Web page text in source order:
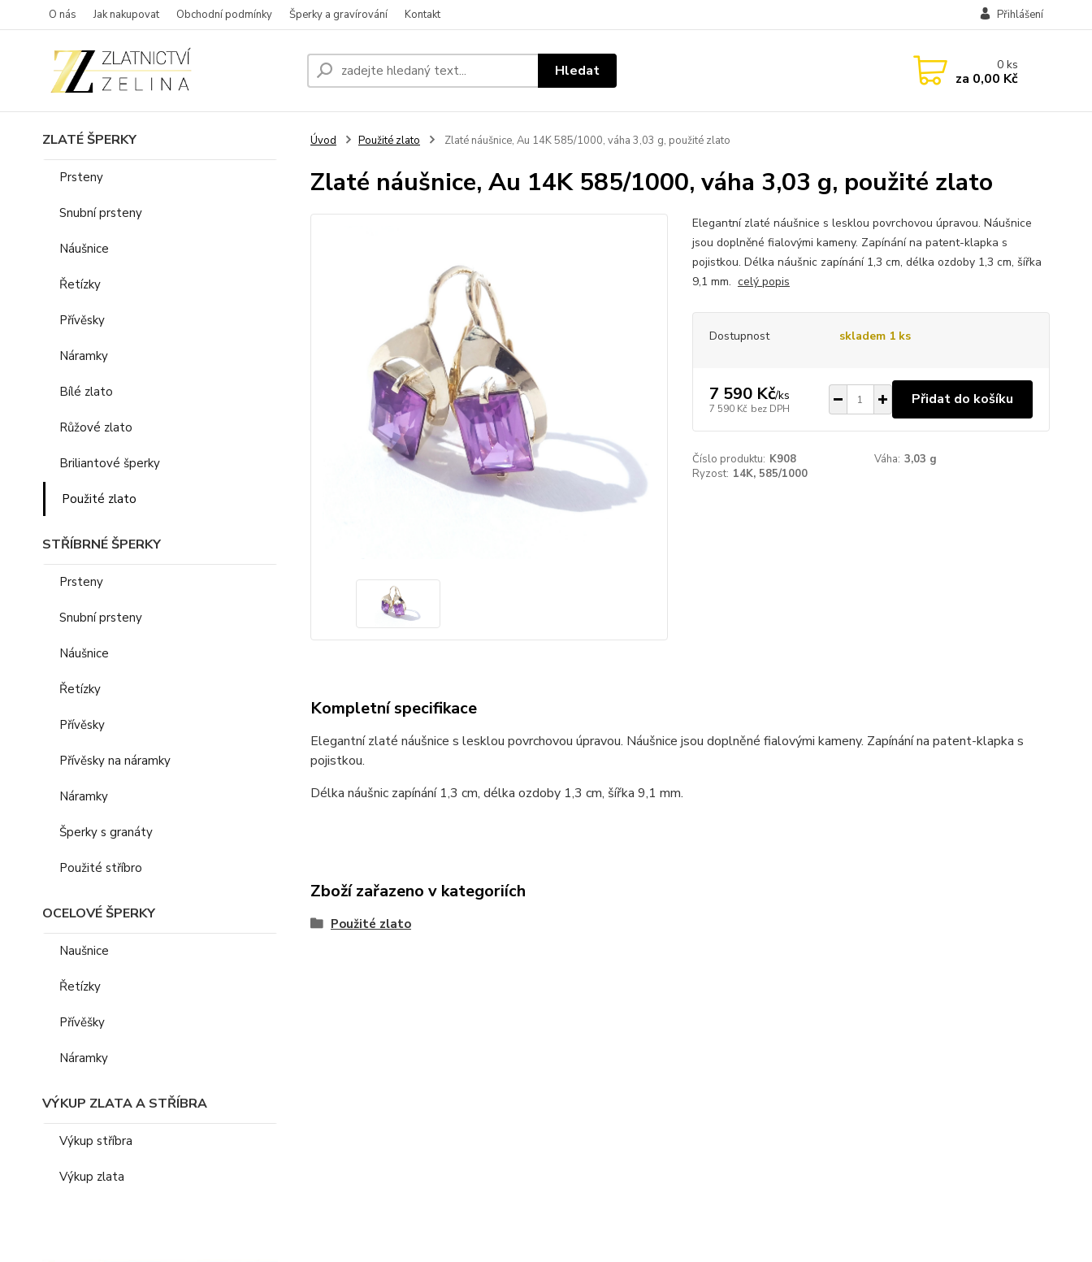
O nás Jak nakupovat Obchodní podmínky Šperky a gravírování Kontakt Přihlášení
Hledat 0ks
za 0,00 Kč
ZLATÉ ŠPERKY
Prsteny
Snubní prsteny
Náušnice
Řetízky
Přívěsky
Náramky
Bílé zlato
Růžové zlato
Briliantové šperky
Použité zlato
STŘÍBRNÉ ŠPERKY
Prsteny
Snubní prsteny
Náušnice
Řetízky
Přívěsky
Přívěsky na náramky
Náramky
Šperky s granáty
Použité stříbro
OCELOVÉ ŠPERKY
Naušnice
Řetízky
Přívěšky
Náramky
VÝKUP ZLATA A STŘÍBRA
Výkup stříbra
Výkup zlata
Úvod Použité zlato Zlaté náušnice, Au 14K 585/1000, váha 3,03 g, použité zlato
Zlaté náušnice, Au 14K 585/1000, váha 3,03 g, použité zlato
Elegantní zlaté náušnice s lesklou povrchovou úpravou. Náušnice
jsou doplněné fialovými kameny. Zapínání na patent-klapka s
pojistkou. Délka náušnic zapínání 1,3 cm, délka ozdoby 1,3 cm, šířka
9,1 mm. celý popis
Dostupnost skladem 1 ks
7 590 Kč/ks
7 590 Kč bez DPH
Přidat do košíku
Číslo produktu: K908 Váha: 3,03 g
Ryzost: 14K, 585/1000
Kompletní specifikace
Elegantní zlaté náušnice s lesklou povrchovou úpravou. Náušnice jsou doplněné fialovými kameny. Zapínání na patent-klapka s
pojistkou.
Délka náušnic zapínání 1,3 cm, délka ozdoby 1,3 cm, šířka 9,1 mm.
Zboží zařazeno v kategoriích
Použité zlato